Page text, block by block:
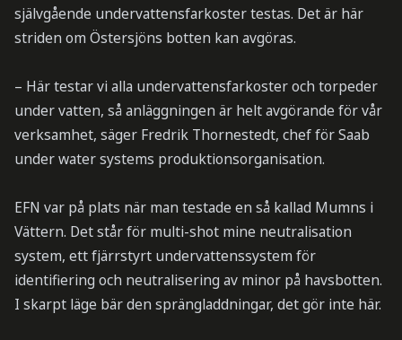
självgående undervattensfarkoster testas. Det är här
striden om Östersjöns botten kan avgöras.
– Här testar vi alla undervattensfarkoster och torpeder
under vatten, så anläggningen är helt avgörande för vår
verksamhet, säger Fredrik Thornestedt, chef för Saab
under water systems produktionsorganisation.
EFN var på plats när man testade en så kallad Mumns i
Vättern. Det står för multi-shot mine neutralisation
system, ett fjärrstyrt undervattenssystem för
identifiering och neutralisering av minor på havsbotten.
I skarpt läge bär den sprängladdningar, det gör inte här.